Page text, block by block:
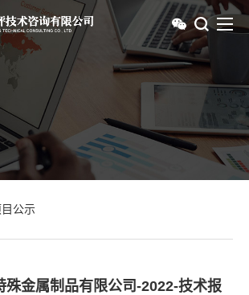
公示
殊金属制品有限公司-2022-技术报